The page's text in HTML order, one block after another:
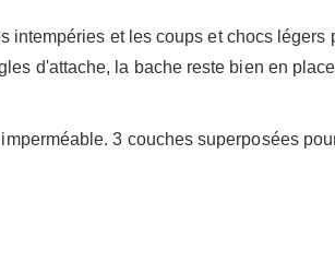
et les coups et chocs légers
d'attache, la bache reste bien en
3 couches superposées